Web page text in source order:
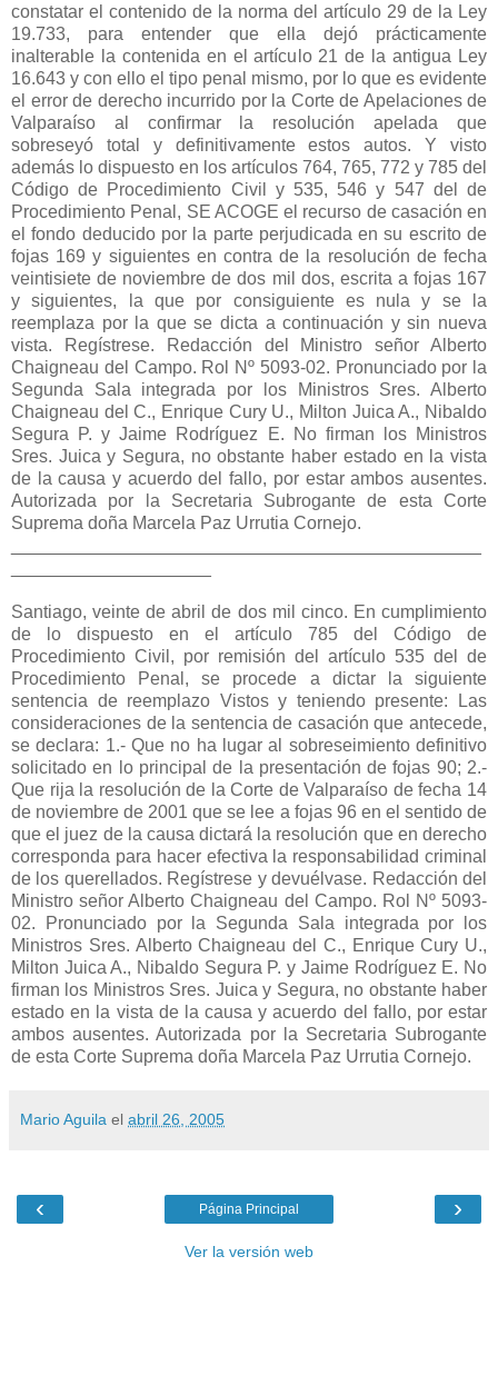
constatar el contenido de la norma del artículo 29 de la Ley
19.733, para entender que ella dejó prácticamente
inalterable la contenida en el artículo 21 de la antigua Ley
16.643 y con ello el tipo penal mismo, por lo que es evidente
el error de derecho incurrido por la Corte de Apelaciones de
Valparaíso al confirmar la resolución apelada que
sobreseyó total y definitivamente estos autos. Y visto
además lo dispuesto en los artículos 764, 765, 772 y 785 del
Código de Procedimiento Civil y 535, 546 y 547 del de
Procedimiento Penal, SE ACOGE el recurso de casación en
el fondo deducido por la parte perjudicada en su escrito de
fojas 169 y siguientes en contra de la resolución de fecha
veintisiete de noviembre de dos mil dos, escrita a fojas 167
y siguientes, la que por consiguiente es nula y se la
reemplaza por la que se dicta a continuación y sin nueva
vista. Regístrese. Redacción del Ministro señor Alberto
Chaigneau del Campo. Rol Nº 5093-02. Pronunciado por la
Segunda Sala integrada por los Ministros Sres. Alberto
Chaigneau del C., Enrique Cury U., Milton Juica A., Nibaldo
Segura P. y Jaime Rodríguez E. No firman los Ministros
Sres. Juica y Segura, no obstante haber estado en la vista
de la causa y acuerdo del fallo, por estar ambos ausentes.
Autorizada por la Secretaria Subrogante de esta Corte
Suprema doña Marcela Paz Urrutia Cornejo.
Santiago, veinte de abril de dos mil cinco. En cumplimiento
de lo dispuesto en el artículo 785 del Código de
Procedimiento Civil, por remisión del artículo 535 del de
Procedimiento Penal, se procede a dictar la siguiente
sentencia de reemplazo Vistos y teniendo presente: Las
consideraciones de la sentencia de casación que antecede,
se declara: 1.- Que no ha lugar al sobreseimiento definitivo
solicitado en lo principal de la presentación de fojas 90; 2.-
Que rija la resolución de la Corte de Valparaíso de fecha 14
de noviembre de 2001 que se lee a fojas 96 en el sentido de
que el juez de la causa dictará la resolución que en derecho
corresponda para hacer efectiva la responsabilidad criminal
de los querellados. Regístrese y devuélvase. Redacción del
Ministro señor Alberto Chaigneau del Campo. Rol Nº 5093-
02. Pronunciado por la Segunda Sala integrada por los
Ministros Sres. Alberto Chaigneau del C., Enrique Cury U.,
Milton Juica A., Nibaldo Segura P. y Jaime Rodríguez E. No
firman los Ministros Sres. Juica y Segura, no obstante haber
estado en la vista de la causa y acuerdo del fallo, por estar
ambos ausentes. Autorizada por la Secretaria Subrogante
de esta Corte Suprema doña Marcela Paz Urrutia Cornejo.
Mario Aguila el abril 26, 2005
‹ ›
Página Principal
Ver la versión web